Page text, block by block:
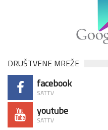
DRUŠTVENE MREŽE
facebook
SATTV
youtube
SATTV